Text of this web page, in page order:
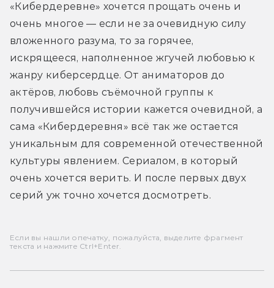
«Кибердеревне» хочется прощать очень и
очень многое — если не за очевидную силу
вложенного разума, то за горячее,
искрящееся, наполненное жгучей любовью к
жанру киберсердце. От аниматоров до
актёров, любовь съёмочной группы к
получившейся истории кажется очевидной, а
сама «Кибердеревня» всё так же остается
уникальным для современной отечественной
культуры явлением. Сериалом, в который
очень хочется верить. И после первых двух
серий уж точно хочется досмотреть.
Если вы нашли опечатку, пожалуйста, выделите фрагмент
текста и нажмите Ctrl+Enter.